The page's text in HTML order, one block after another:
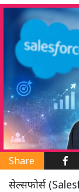
Share
सेल्सफोर्स